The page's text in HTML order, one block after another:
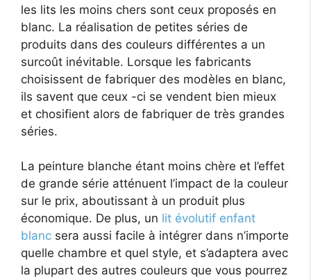
les lits les moins chers sont ceux proposés en
blanc. La réalisation de petites séries de
produits dans des couleurs différentes a un
surcoût inévitable. Lorsque les fabricants
choisissent de fabriquer des modèles en blanc,
ils savent que ceux -ci se vendent bien mieux
et chosifient alors de fabriquer de très grandes
séries.
La peinture blanche étant moins chère et l’effet
de grande série atténuent l’impact de la couleur
sur le prix, aboutissant à un produit plus
économique. De plus, un lit évolutif enfant
blanc sera aussi facile à intégrer dans n’importe
quelle chambre et quel style, et s’adaptera avec
la plupart des autres couleurs que vous pourrez